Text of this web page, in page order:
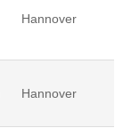
Hannover
Hannover